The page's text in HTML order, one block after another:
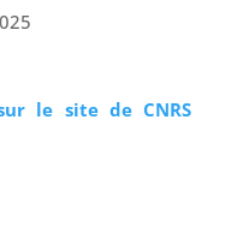
le site de CNRS